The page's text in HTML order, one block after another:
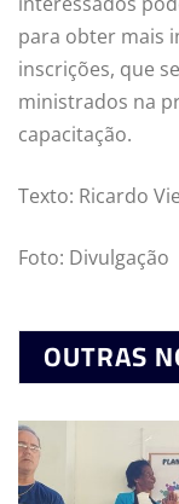
para obter mais
inscrições, que
ministrados na
capacitação.
Texto: Ricardo
Foto: Divulgação
OUTRAS